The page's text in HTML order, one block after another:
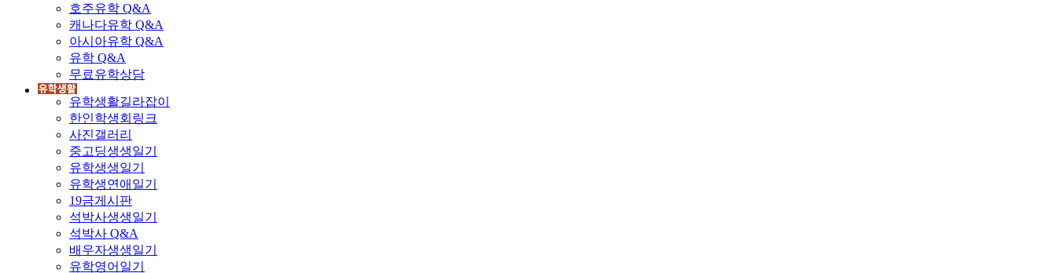
호주유학 Q&A
캐나다유학 Q&A
아시아유학 Q&A
유학 Q&A
무료유학상담
유학생활길라잡이
한인학생회링크
사진갤러리
중고딩생생일기
유학생생일기
유학생연애일기
19금게시판
석박사생생일기
석박사 Q&A
배우자생생일기
유학영어일기